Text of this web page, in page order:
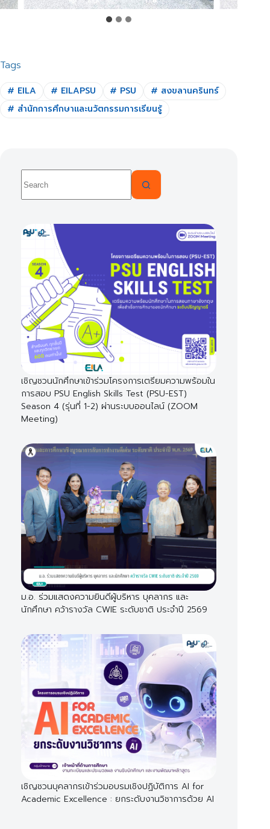
Tags
# EILA # EILAPSU # PSU # สงขลานครินทร์
# สำนักการศึกษาและนวัตกรรมการเรียนรู้
results
เชิญชวนนักศึกษาเข้าร่วมโครงการเตรียมความพร้อมใน
การสอบ PSU English Skills Test (PSU-EST)
Season 4 (รุ่นที่ 1-2) ผ่านระบบออนไลน์ (ZOOM
Meeting)
ม.อ. ร่วมแสดงความยินดีผู้บริหาร บุคลากร และ
นักศึกษา คว้ารางวัล CWIE ระดับชาติ ประจำปี 2569
เชิญชวนบุคลากรเข้าร่วมอบรมเชิงปฏิบัติการ AI for
Academic Excellence : ยกระดับงานวิชาการด้วย AI